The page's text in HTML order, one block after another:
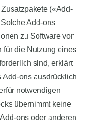
(«Add-
Add-ons
zu Software von
für die Nutzung eines
sind, erklärt
Add-ons ausdrücklich
notwendigen
übernimmt keine
ons oder anderen